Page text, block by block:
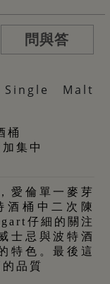
問與答
Malt
桶
集中
愛倫單一麥芽
酒桶中二次陳
仔細的關注
士忌與波特酒
特色。最後這
品質